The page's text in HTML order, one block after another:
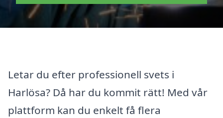
Letar du efter professionell svets i
Harlösa? Då har du kommit rätt! Med vår
plattform kan du enkelt få flera